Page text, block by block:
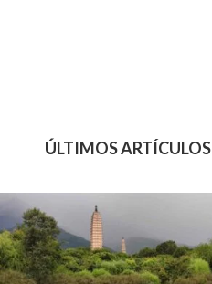
ÚLTIMOS ARTÍCULOS